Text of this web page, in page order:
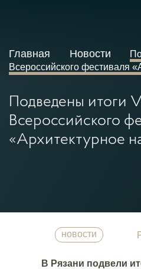
Главная Новости
Всероссийского фестиваля
Подведены итоги
Всероссийского
«Архитектурное
новости
В Рязани подвели